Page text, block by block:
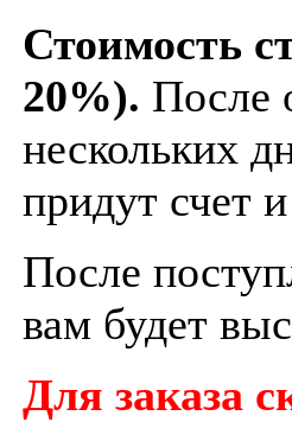
Стоимость
20%). После
нескольких
придут счет
После
вам будет
Для заказа